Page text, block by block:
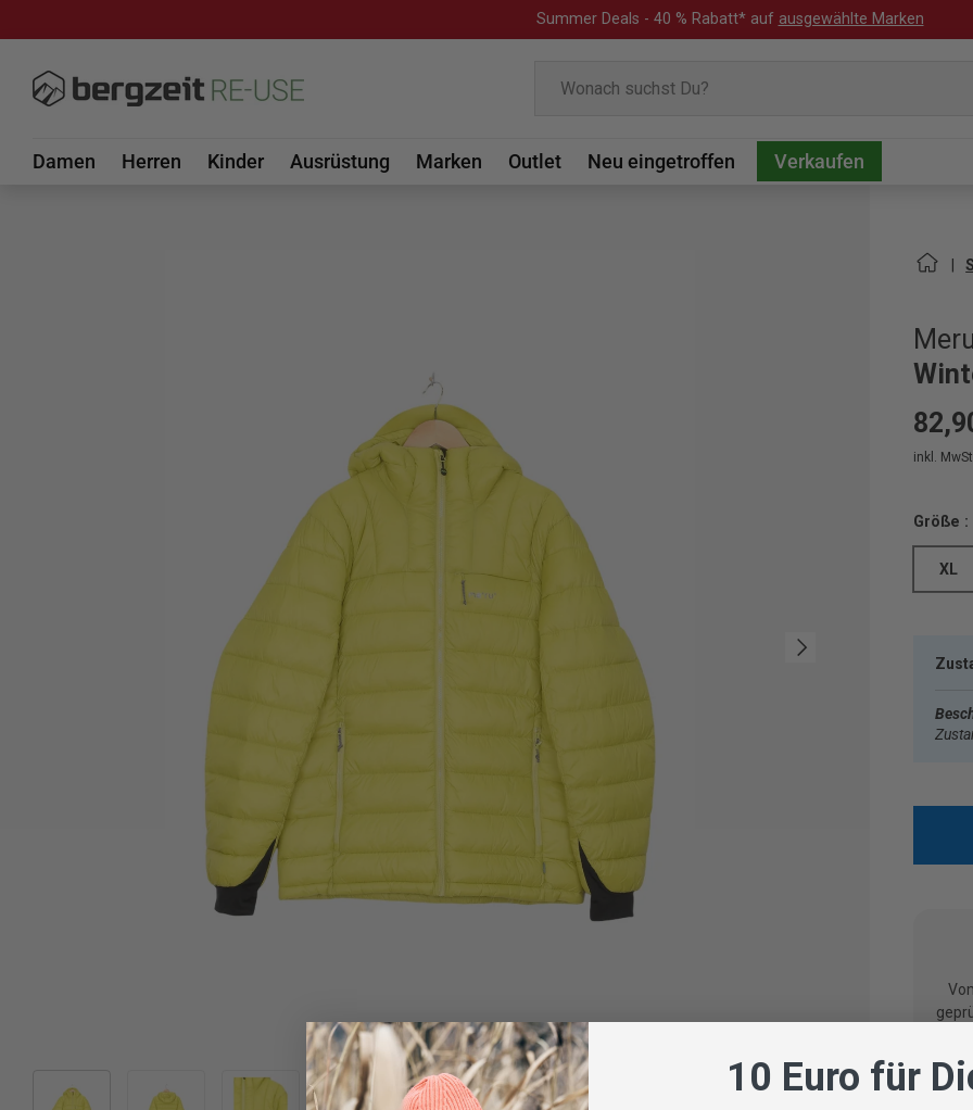
Summer Deals - 40 % Rabatt* auf ausgewählte Marken
Damen Herren Kinder Ausrüstung Marken Outlet Neu eingetroffen Verkaufen
Nächste
Meru
inkl.
Größe :
XL
10 Euro für